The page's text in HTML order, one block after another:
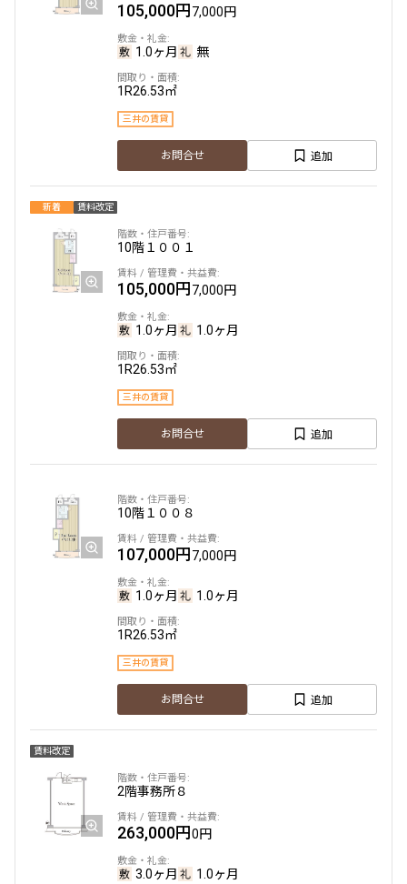
105,000円7,000円
1.0ヶ月 無
1R26.53㎡
三井の賃貸
お問合せ 追加
新着 賃料改定
10階１００１
105,000円7,000円
1.0ヶ月 1.0ヶ月
1R26.53㎡
三井の賃貸
お問合せ 追加
10階１００８
107,000円7,000円
1.0ヶ月 1.0ヶ月
1R26.53㎡
三井の賃貸
お問合せ 追加
賃料改定
2階事務所８
263,000円0円
3.0ヶ月 1.0ヶ月